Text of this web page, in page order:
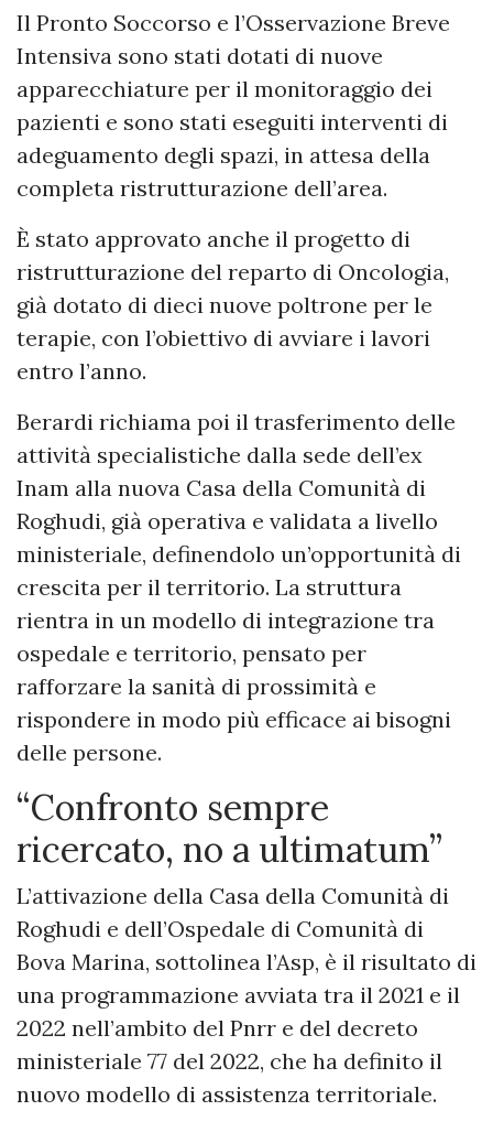
Il Pronto Soccorso e l’Osservazione Breve
Intensiva sono stati dotati di nuove
apparecchiature per il monitoraggio dei
pazienti e sono stati eseguiti interventi di
adeguamento degli spazi, in attesa della
completa ristrutturazione dell’area.
È stato approvato anche il progetto di
ristrutturazione del reparto di Oncologia,
già dotato di dieci nuove poltrone per le
terapie, con l’obiettivo di avviare i lavori
entro l’anno.
Berardi richiama poi il trasferimento delle
attività specialistiche dalla sede dell’ex
Inam alla nuova Casa della Comunità di
Roghudi, già operativa e validata a livello
ministeriale, definendolo un’opportunità di
crescita per il territorio. La struttura
rientra in un modello di integrazione tra
ospedale e territorio, pensato per
rafforzare la sanità di prossimità e
rispondere in modo più efficace ai bisogni
delle persone.
“Confronto sempre
ricercato, no a ultimatum”
L’attivazione della Casa della Comunità di
Roghudi e dell’Ospedale di Comunità di
Bova Marina, sottolinea l’Asp, è il risultato di
una programmazione avviata tra il 2021 e il
2022 nell’ambito del Pnrr e del decreto
ministeriale 77 del 2022, che ha definito il
nuovo modello di assistenza territoriale.